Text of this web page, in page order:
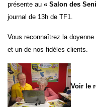
présente au « Salon des
journal de 13h de TF1.
Vous reconnaîtrez la
et un de nos fidèles clients.
Voir le